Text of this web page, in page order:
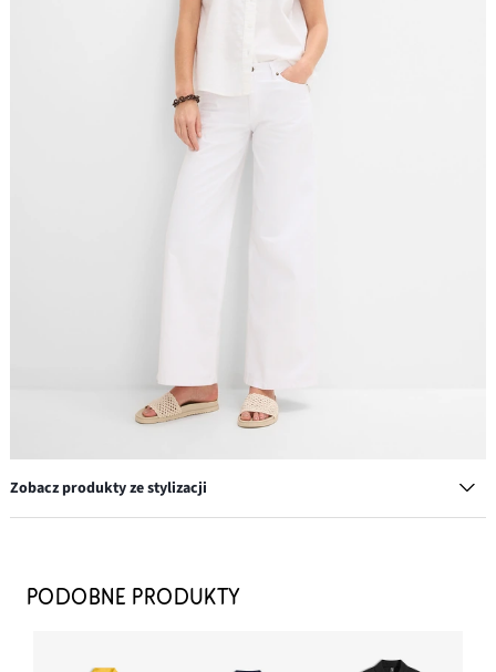
Zobacz produkty ze stylizacji
52,99 zł
PODOBNE PRODUKTY